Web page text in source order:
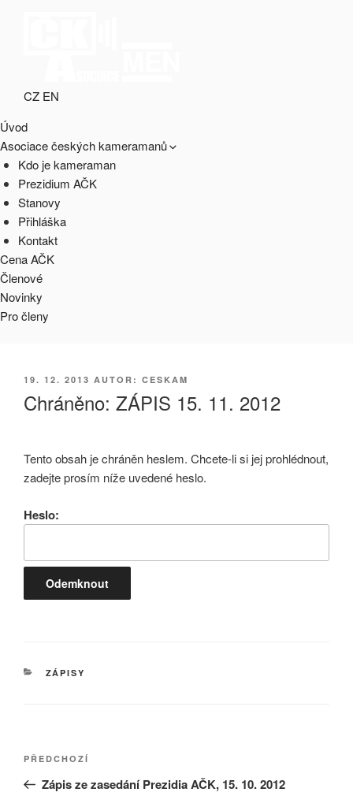
CZ EN
ASOCIACE ČESKÝCH
KAMERAMANŮ
Úvod
Asociace českých kameramanů
Kdo je kameraman
Prezidium AČK
Stanovy
Přihláška
Kontakt
Cena AČK
Členové
Novinky
Pro členy
PUBLIKOVÁNO
19. 12. 2013 AUTOR: CESKAM
Chráněno: ZÁPIS 15. 11. 2012
Tento obsah je chráněn heslem. Chcete-li si jej prohlédnout,
zadejte prosím níže uvedené heslo.
Heslo:
RUBRIKY
ZÁPISY
Navigace
příspěvek
Předchozí
příspěvek
PŘEDCHOZÍ
Zápis ze zasedání Prezidia AČK, 15. 10. 2012